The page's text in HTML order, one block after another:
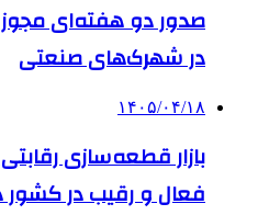
صدور دو هفته‌ای
در شهرک‌های صنعتی
۱۴۰۵/۰۴/۱۸
فعال و رقیب در کشور